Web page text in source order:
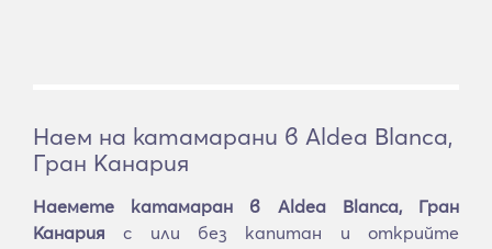
Наем на катамарани в Aldea Blanca,
Гран Канария
Наемете катамаран в Aldea Blanca, Гран
Канария с или без капитан и открийте